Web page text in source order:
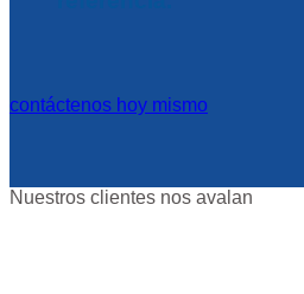
contáctenos hoy mismo
Nuestros clientes nos avalan